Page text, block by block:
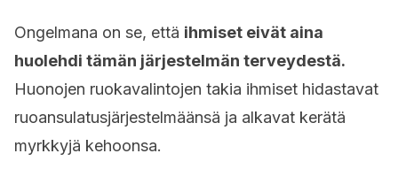
Ongelmana on se, että ihmiset eivät aina
huolehdi tämän järjestelmän terveydestä.
Huonojen ruokavalintojen takia ihmiset hidastavat
ruoansulatusjärjestelmäänsä ja alkavat kerätä
myrkkyjä kehoonsa.